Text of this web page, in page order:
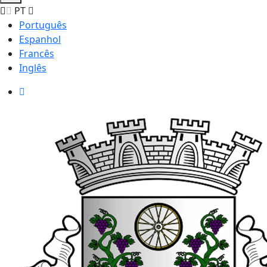
PT
Português
Espanhol
Francês
Inglês